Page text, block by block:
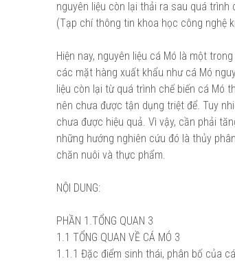
nguyên liệu còn lại thải ra sau quá
(Tạp chí thông tin khoa học công nghệ
Hiện nay, nguyên liệu cá Mó là một
các mặt hàng xuất khẩu như cá Mó
liệu còn lại từ quá trình chế biến cá Mó
nên chưa được tận dụng triệt để. Tuy
chưa được hiệu quả. Vì vậy, cần phải
những hướng nghiên cứu đó là thủy
chăn nuôi và thực phẩm.
NỘI DUNG:
PHẦN 1.TỔNG QUAN 3
1.1 TỔNG QUAN VỀ CÁ MÓ 3
1.1.1 Đặc điểm sinh thái, phân bố của